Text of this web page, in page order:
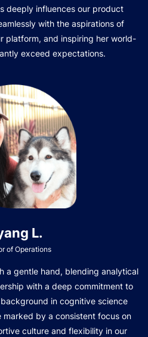
deeply influences our product
with the aspirations of
platform, and inspiring her world-
exceed expectations.
L.
of Operations
a gentle hand, blending analytical
with a deep commitment to
in cognitive science
marked by a consistent focus on
culture and flexibility in our